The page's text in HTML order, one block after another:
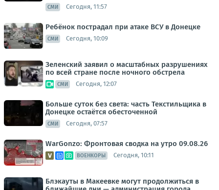
СМИ Сегодня, 11:57
Ребёнок пострадал при атаке ВСУ в Донецке
СМИ Сегодня, 10:09
Зеленский заявил о масштабных разрушениях
по всей стране после ночного обстрела
СМИ Сегодня, 12:07
Больше суток без света: часть Текстильщика в
Донецке остаётся обесточенной
СМИ Сегодня, 07:57
WarGonzo: Фронтовая сводка на утро 09.08.26
ВОЕНКОРЫ Сегодня, 10:11
Блэкауты в Макеевке могут продолжиться в